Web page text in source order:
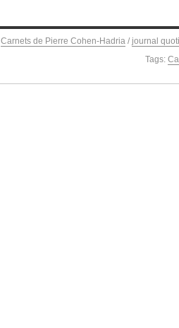
Carnets de Pierre Cohen-Hadria / journal
Tags: